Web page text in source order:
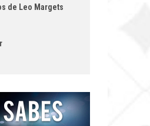
de Leo Margets